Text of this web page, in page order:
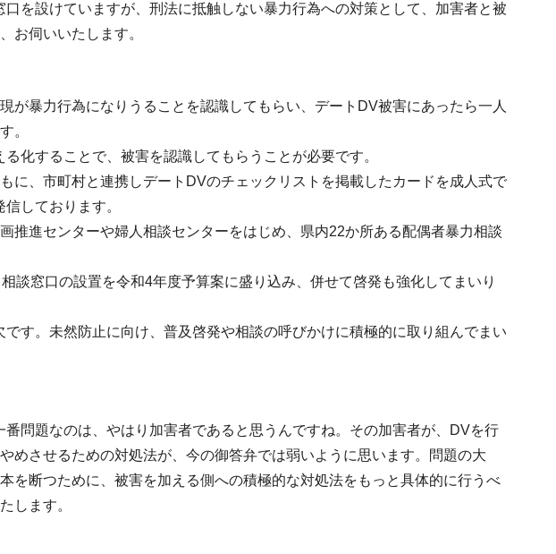
を設けていますが、刑法に抵触しない暴力行為への対策として、加害者と被
お伺いいたします。
が暴力行為になりうることを認識してもらい、デートDV被害にあったら一人
。
化することで、被害を認識してもらうことが必要です。
に、市町村と連携しデートDVのチェックリストを掲載したカードを成人式で
しております。
推進センターや婦人相談センターをはじめ、県内22か所ある配偶者暴力相談
談窓口の設置を令和4年度予算案に盛り込み、併せて啓発も強化してまいり
す。未然防止に向け、普及啓発や相談の呼びかけに積極的に取り組んでまい
問題なのは、やはり加害者であると思うんですね。その加害者が、DVを行
めさせるための対処法が、今の御答弁では弱いように思います。問題の大
を断つために、被害を加える側への積極的な対処法をもっと具体的に行うべ
します。